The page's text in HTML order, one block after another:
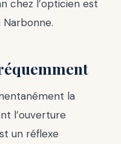
chez l’opticien est
la
l’ouverture
un réflexe